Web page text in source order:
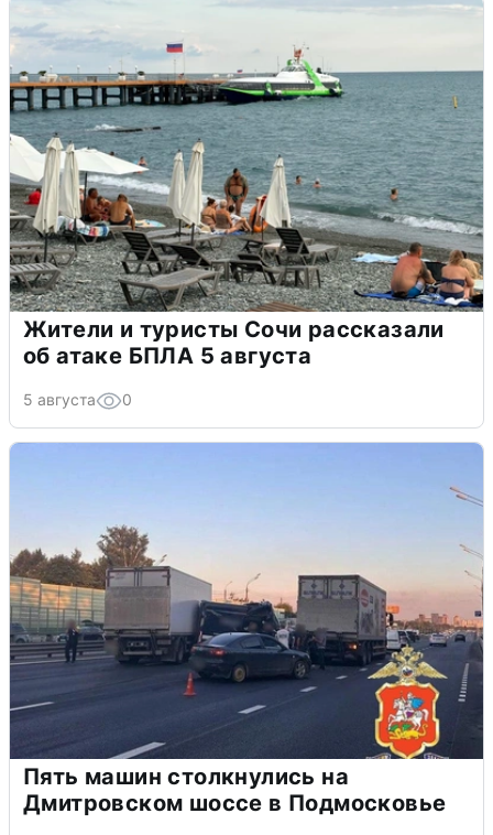
Жители и туристы Сочи рассказали
об атаке БПЛА 5 августа
5 августа 0
Пять машин столкнулись на
Дмитровском шоссе в Подмосковье